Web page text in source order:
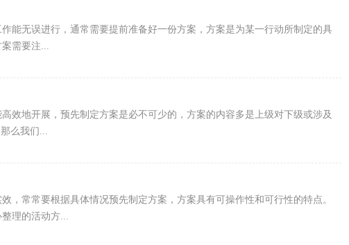
能无误进行，通常需要提前准备好一份方案，方案是为某一行动所制定的具
需要注...
效地开展，预先制定方案是必不可少的，方案的内容多是上级对下级或涉及
么我们...
，常常要根据具体情况预先制定方案，方案具有可操作性和可行性的特点。
理的活动方...